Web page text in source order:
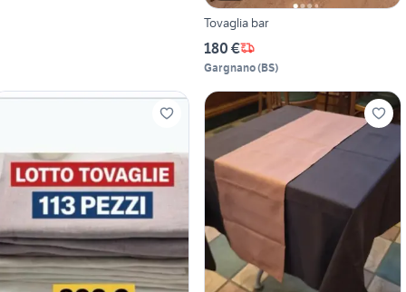
Tovaglia bar
180 €
Gargnano(BS)